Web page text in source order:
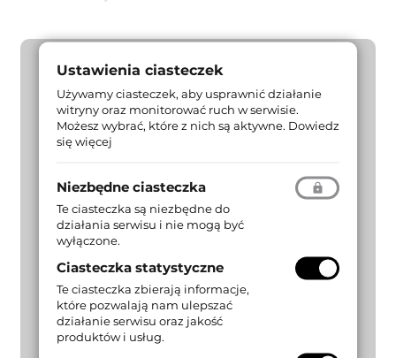
Ustawienia ciasteczek
Używamy ciasteczek, aby usprawnić działanie
witryny oraz monitorować ruch w serwisie.
Możesz wybrać, które z nich są aktywne. Dowiedz
się więcej
Niezbędne ciasteczka
Te ciasteczka są niezbędne do
działania serwisu i nie mogą być
wyłączone.
Ciasteczka statystyczne
Te ciasteczka zbierają informacje,
które pozwalają nam ulepszać
działanie serwisu oraz jakość
produktów i usług.